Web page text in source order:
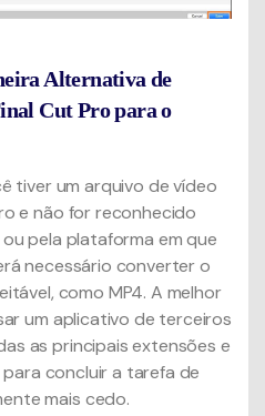
Alternativa de
Cut Pro para o
tiver um arquivo de vídeo
e não for reconhecido
pela plataforma em que
necessário converter o
como MP4. A melhor
um aplicativo de terceiros
as principais extensões e
concluir a tarefa de
mais cedo.